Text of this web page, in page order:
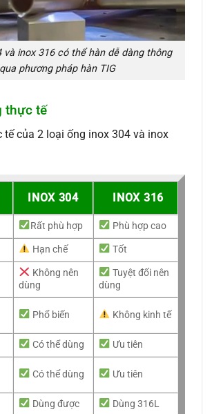
và inox 316 có thể hàn dễ dàng thông
qua phương pháp hàn TIG
thực tế
tế của 2 loại ống inox 304 và inox
INOX 304 INOX 316
Rất phù hợp
Phù hợp cao
Hạn chế Tốt
Không nên
dùng
Tuyệt đối nên
dùng
Phổ biến Không kinh tế
Có thể dùng
Ưu tiên
Có thể dùng Ưu tiên
Dùng được Dùng 316L